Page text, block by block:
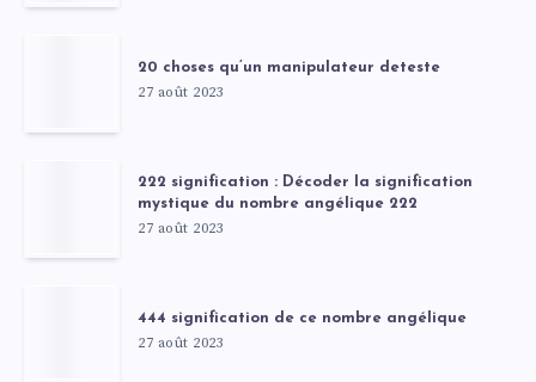
20 choses qu’un manipulateur deteste
27 août 2023
222 signification : Décoder la signification
mystique du nombre angélique 222
27 août 2023
444 signification de ce nombre angélique
27 août 2023